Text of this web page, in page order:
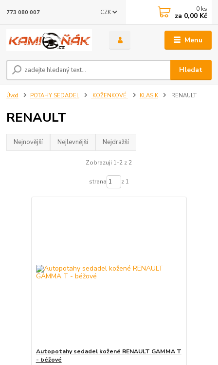
Menu
CZK
Hledat
773 080 007 0 ks
za 0,00 Kč
Úvod POTAHY SEDADEL KOŽENKOVÉ KLASIK RENAULT
RENAULT
Nejnovější Nejlevnější Nejdražší
Zobrazuji 1-2 z 2
strana z 1
Autopotahy sedadel kožené RENAULT GAMMA T
- béžové